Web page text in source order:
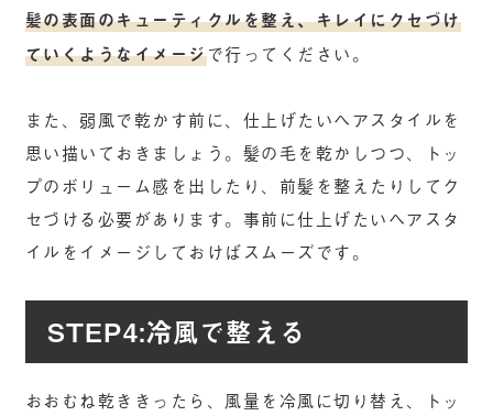
髪の表面のキューティクルを整え、キレイにクセづけ
ていくようなイメージで行ってください。
また、弱風で乾かす前に、仕上げたいヘアスタイルを
思い描いておきましょう。髪の毛を乾かしつつ、トッ
プのボリューム感を出したり、前髪を整えたりしてク
セづける必要があります。事前に仕上げたいヘアスタ
イルをイメージしておけばスムーズです。
STEP4:冷風で整える
おおむね乾ききったら、風量を冷風に切り替え、トッ